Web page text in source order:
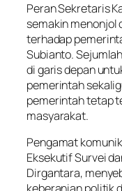
Peran Sekretaris
semakin menonjol
terhadap
Subianto.
di garis depan
pemerintah
pemerintah tetap
masyarakat.
Pengamat
Eksekutif Survei
Dirgantara,